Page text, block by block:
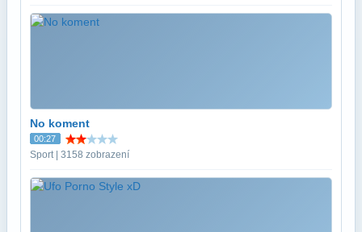
No koment
00:27
Sport | 3158 zobrazení